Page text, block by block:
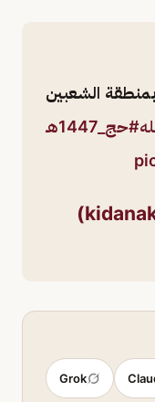
الشعبين
#حج_1447هـ
Grok